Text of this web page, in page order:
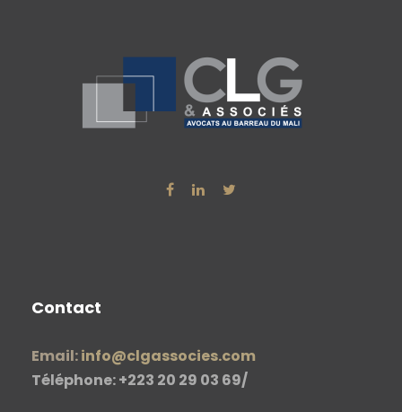
Contact
Email:info@clgassocies.com
Téléphone: +223 20 29 03 69/